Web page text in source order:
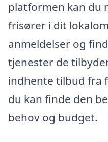
platformen kan du
frisører i dit
anmeldelser og
tjenester de
indhente tilbud fra
du kan finde den
behov og budget.